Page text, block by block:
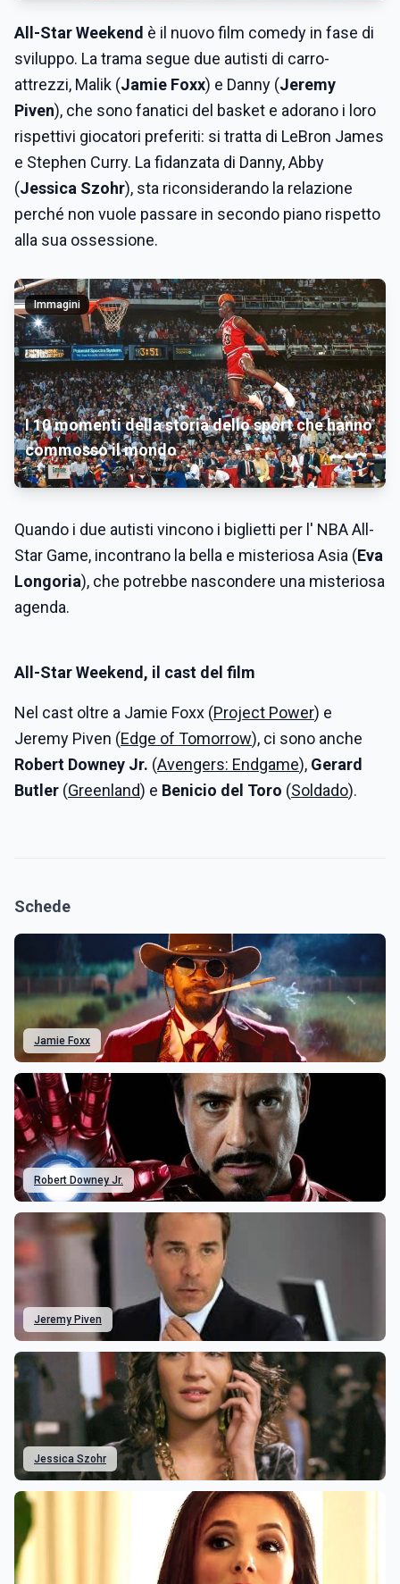
All-Star Weekend è il nuovo film comedy in fase di
sviluppo. La trama segue due autisti di carro-
attrezzi, Malik (Jamie Foxx) e Danny (Jeremy
Piven), che sono fanatici del basket e adorano i loro
rispettivi giocatori preferiti: si tratta di LeBron James
e Stephen Curry. La fidanzata di Danny, Abby
(Jessica Szohr), sta riconsiderando la relazione
perché non vuole passare in secondo piano rispetto
alla sua ossessione.
Immagini
I 10 momenti della storia dello sport che hanno
commosso il mondo
Quando i due autisti vincono i biglietti per l' NBA All-
Star Game, incontrano la bella e misteriosa Asia (Eva
Longoria), che potrebbe nascondere una misteriosa
agenda.
All-Star Weekend, il cast del film
Nel cast oltre a Jamie Foxx (Project Power) e
Jeremy Piven (Edge of Tomorrow), ci sono anche
Robert Downey Jr. (Avengers: Endgame), Gerard
Butler (Greenland) e Benicio del Toro (Soldado).
Schede
Jamie Foxx
Robert Downey Jr.
Jeremy Piven
Jessica Szohr